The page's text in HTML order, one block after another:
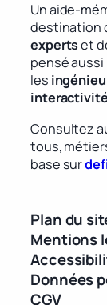
Un aide-
destination
expertset
pensé aussi
les
interactivité
Consultez
tous,
base sur
Plan du
Mentions
Données
CGV